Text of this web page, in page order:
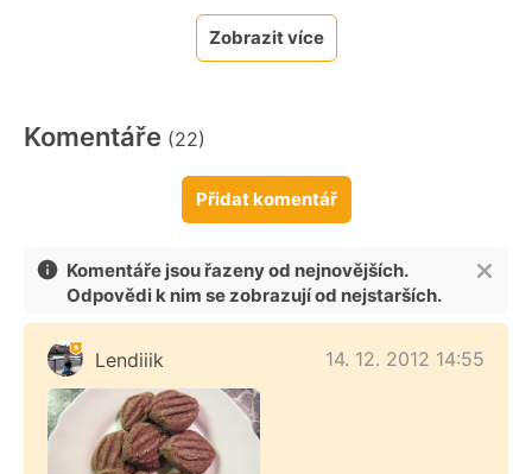
Zobrazit více
Komentáře (22)
Přidat komentář
Komentáře jsou řazeny od nejnovějších.
Odpovědi k nim se zobrazují od nejstarších.
Lendiiik 14. 12. 2012 14:55